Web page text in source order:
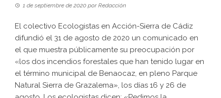
1 de septiembre de 2020 porRedacción
El colectivo Ecologistas en Acción-Sierra de Cádiz
difundió el 31 de agosto de 2020 un comunicado en
el que muestra públicamente su preocupación por
«los dos incendios forestales que han tenido lugar en
el término municipal de Benaocaz, en pleno Parque
Natural Sierra de Grazalema», los días 16 y 26 de